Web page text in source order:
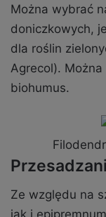
Można wybrać
doniczkowych,
dla roślin
Agrecol).
biohumus.
Ze względu na